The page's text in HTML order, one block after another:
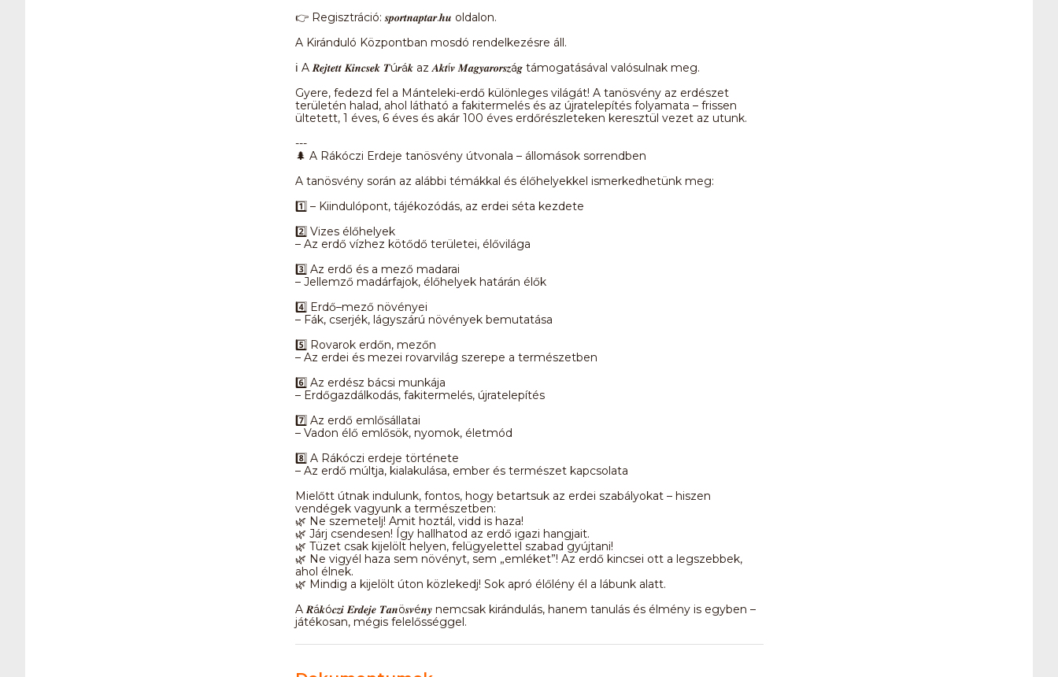
👉 Regisztráció: 𝒔𝒑𝒐𝒓𝒕𝒏𝒂𝒑𝒕𝒂𝒓.𝒉𝒖 oldalon.
A Kiránduló Központban mosdó rendelkezésre áll.
ℹ️ A 𝑹𝒆𝒋𝒕𝒆𝒕𝒕 𝑲𝒊𝒏𝒄𝒔𝒆𝒌 𝑻ú𝒓á𝒌 az 𝑨𝒌𝒕í𝒗 𝑴𝒂𝒈𝒚𝒂𝒓𝒐𝒓𝒔𝒛á𝒈 támogatásával valósulnak meg.
Gyere, fedezd fel a Mánteleki-erdő különleges világát! A tanösvény az erdészet
területén halad, ahol látható a fakitermelés és az újratelepítés folyamata – frissen
ültetett, 1 éves, 6 éves és akár 100 éves erdőrészleteken keresztül vezet az utunk.
---
🌲 A Rákóczi Erdeje tanösvény útvonala – állomások sorrendben
A tanösvény során az alábbi témákkal és élőhelyekkel ismerkedhetünk meg:
1️⃣ – Kiindulópont, tájékozódás, az erdei séta kezdete
2️⃣ Vizes élőhelyek
– Az erdő vízhez kötődő területei, élővilága
3️⃣ Az erdő és a mező madarai
– Jellemző madárfajok, élőhelyek határán élők
4️⃣ Erdő–mező növényei
– Fák, cserjék, lágyszárú növények bemutatása
5️⃣ Rovarok erdőn, mezőn
– Az erdei és mezei rovarvilág szerepe a természetben
6️⃣ Az erdész bácsi munkája
– Erdőgazdálkodás, fakitermelés, újratelepítés
7️⃣ Az erdő emlősállatai
– Vadon élő emlősök, nyomok, életmód
8️⃣ A Rákóczi erdeje története
– Az erdő múltja, kialakulása, ember és természet kapcsolata
Mielőtt útnak indulunk, fontos, hogy betartsuk az erdei szabályokat – hiszen
vendégek vagyunk a természetben:
🌿 Ne szemetelj! Amit hoztál, vidd is haza!
🌿 Járj csendesen! Így hallhatod az erdő igazi hangjait.
🌿 Tüzet csak kijelölt helyen, felügyelettel szabad gyújtani!
🌿 Ne vigyél haza sem növényt, sem „emléket”! Az erdő kincsei ott a legszebbek,
ahol élnek.
🌿 Mindig a kijelölt úton közlekedj! Sok apró élőlény él a lábunk alatt.
A 𝑹á𝒌ó𝒄𝒛𝒊 𝑬𝒓𝒅𝒆𝒋𝒆 𝑻𝒂𝒏ö𝒔𝒗é𝒏𝒚 nemcsak kirándulás, hanem tanulás és élmény is egyben –
játékosan, mégis felelősséggel.